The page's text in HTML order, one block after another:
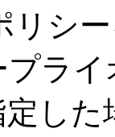
リシ
プラ
定し